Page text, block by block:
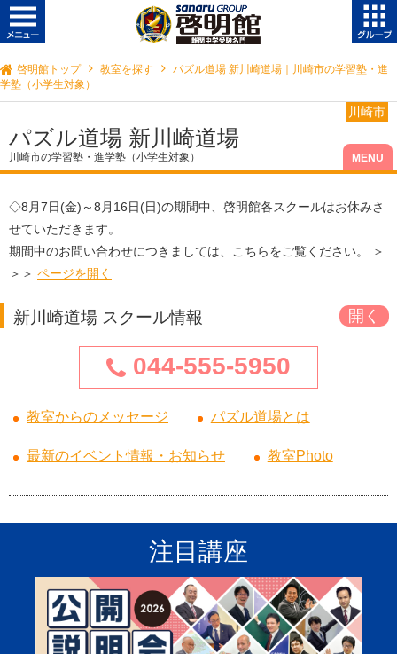
啓明館トップ 教室を探す
パズル道場 新川崎道場｜川崎市の学習塾・進
学塾（小学生対象）
パズル道場 新川崎道場
川崎市の学習塾・進学塾（小学生対象）
川崎市
◇8月7日(金)～8月16日(日)の期間中、啓明館各スクールはお休みさ
せていただきます。
期間中のお問い合わせにつきましては、こちらをご覧ください。 ＞
＞＞ ページを開く
新川崎道場 スクール情報
044-555-5950
教室からのメッセージ パズル道場とは
最新のイベント情報・お知らせ 教室Photo
注目講座